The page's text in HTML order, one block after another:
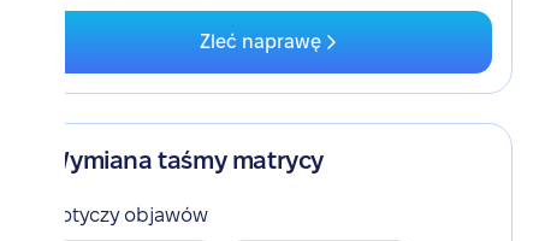
Zleć naprawę
Wymiana taśmy matrycy
Dotyczy objawów